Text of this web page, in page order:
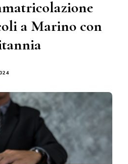
a Marino con